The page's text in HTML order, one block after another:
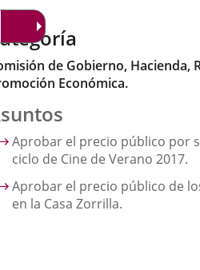
de Gobierno, Hacienda,
Económica.
Aprobar el precio público por
ciclo de Cine de Verano 2017.
Aprobar el precio público de
en la Casa Zorrilla.